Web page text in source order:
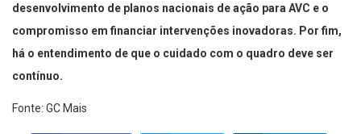
desenvolvimento de planos nacionais de ação para AVC e o
compromisso em financiar intervenções inovadoras. Por fim,
há o entendimento de que o cuidado com o quadro deve ser
contínuo.
Fonte: GC Mais